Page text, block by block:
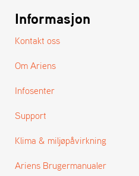
Informasjon
Kontakt oss
Om Ariens
Infosenter
Support
Klima & miljøpåvirkning
Ariens Brugermanualer